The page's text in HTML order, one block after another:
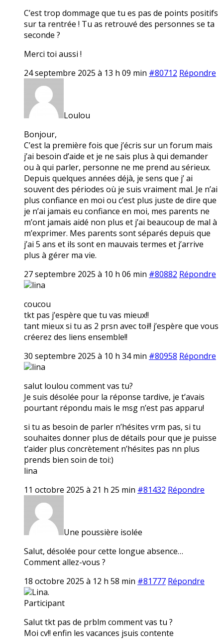
C’est trop dommage que tu es pas de points positifs
sur ta rentrée ! Tu as retrouvé des personnes se ta
seconde ?
Merci toi aussi !
24 septembre 2025 à 13 h 09 min #80712 Répondre
Loulou
Bonjour,
C’est la première fois que j’écris sur un forum mais
j’ai besoin d’aide et je ne sais plus à qui demander
ou à qui parler, personne ne me prend au sérieux.
Depuis quelques années déjà, je sens que j’ ai
souvent des périodes où je suis vraiment mal. Je n’ai
plus confiance en moi ou c’est plus juste de dire que
je n’ai jamais eu confiance en moi, mes parents ne
m’ont jamais aidé non plus et j’ai beaucoup de mal à
m’exprimer. Mes parents sont séparés depuis que
j’ai 5 ans et ils sont en mauvais termes et j’arrive
plus à gérer ma vie.
27 septembre 2025 à 10 h 06 min #80882 Répondre
lina
coucou
tkt pas j’espère que tu vas mieux!!
tant mieux si tu as 2 prsn avec toi!! j’espère que vous
créerez des liens ensemble!!
30 septembre 2025 à 10 h 34 min #80958 Répondre
lina
salut loulou comment vas tu?
Je suis désolée pour la réponse tardive, je t’avais
pourtant répondu mais le msg n’est pas apparu!
si tu as besoin de parler n’hésites vrm pas, si tu
souhaites donner plus de détails pour que je puisse
t’aider plus concrètement n’hésites pas nn plus
prends bien soin de toi:)
lina
11 octobre 2025 à 21 h 25 min #81432 Répondre
Une poussière isolée
Salut, désolée pour cette longue absence…
Comment allez-vous ?
18 octobre 2025 à 12 h 58 min #81777 Répondre
Lina.
Participant
Salut tkt pas de prblm comment vas tu ?
Moi cv!! enfin les vacances jsuis contente